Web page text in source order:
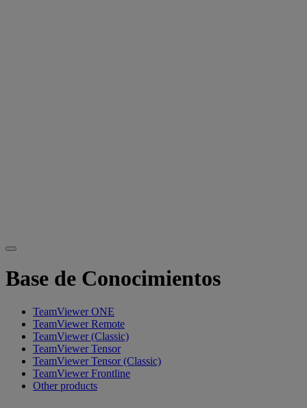
Base de Conocimientos
TeamViewer ONE
TeamViewer Remote
TeamViewer (Classic)
TeamViewer Tensor
TeamViewer Tensor (Classic)
TeamViewer Frontline
Other products